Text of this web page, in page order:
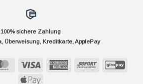
100% sichere Zahlung
Überweisung, Kreditkarte, ApplePay
MasterCard Visa
AmericanSofort
Apple